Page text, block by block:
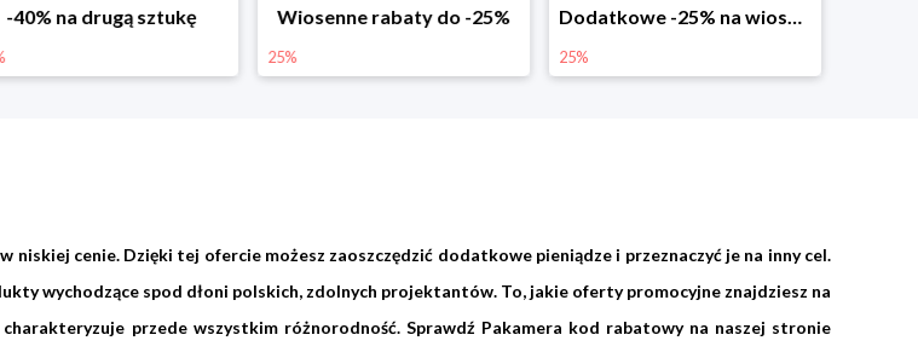
-40% na drugą sztukę Wiosenne rabaty do -25%
25%
Dodatkowe -25% na wiosenne nowości
25%
cenie. Dzięki tej ofercie możesz zaoszczędzić dodatkowe pieniądze i przeznaczyć je na inny cel.
wychodzące spod dłoni polskich, zdolnych projektantów. To, jakie oferty promocyjne znajdziesz na
przede wszystkim różnorodność. Sprawdź Pakamera kod rabatowy na naszej stronie